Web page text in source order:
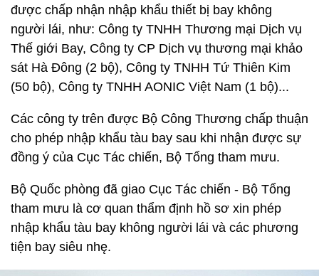
được chấp nhận nhập khẩu thiết bị bay không
người lái, như: Công ty TNHH Thương mại Dịch vụ
Thế giới Bay, Công ty CP Dịch vụ thương mại khảo
sát Hà Đông (2 bộ), Công ty TNHH Tứ Thiên Kim
(50 bộ), Công ty TNHH AONIC Việt Nam (1 bộ)...
Các công ty trên được Bộ Công Thương chấp thuận
cho phép nhập khẩu tàu bay sau khi nhận được sự
đồng ý của Cục Tác chiến, Bộ Tổng tham mưu.
Bộ Quốc phòng đã giao Cục Tác chiến - Bộ Tổng
tham mưu là cơ quan thẩm định hồ sơ xin phép
nhập khẩu tàu bay không người lái và các phương
tiện bay siêu nhę.